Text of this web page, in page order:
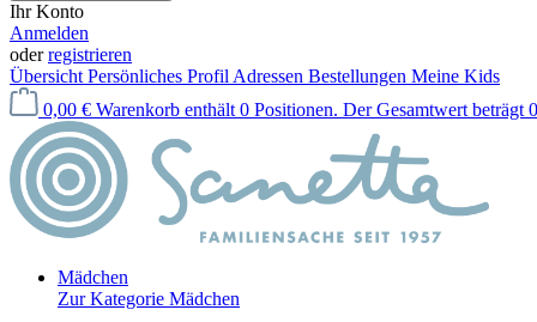
Ihr Konto
Anmelden
oderregistrieren
Übersicht Persönliches Profil Adressen Bestellungen Meine Kids
0,00 € Warenkorb enthält 0 Positionen. Der Gesamtwert beträgt
Mädchen
Zur Kategorie Mädchen